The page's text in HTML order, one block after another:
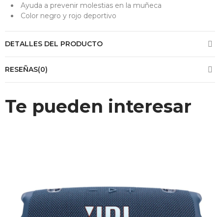
Ayuda a prevenir molestias en la muñeca
Color negro y rojo deportivo
DETALLES DEL PRODUCTO
RESEÑAS(0)
Te pueden interesar